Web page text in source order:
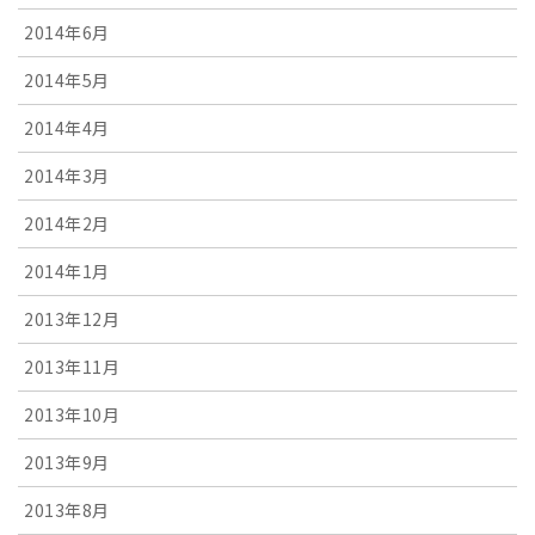
2014年6月
2014年5月
2014年4月
2014年3月
2014年2月
2014年1月
2013年12月
2013年11月
2013年10月
2013年9月
2013年8月